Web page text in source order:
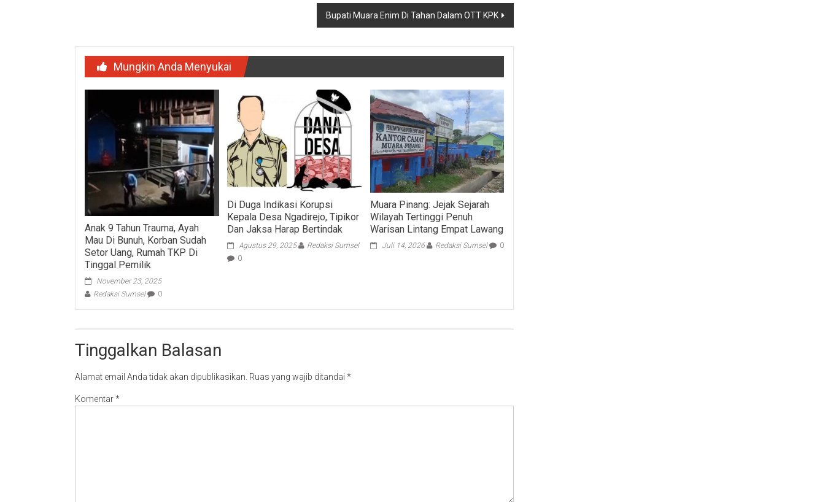
Bupati Muara Enim Di Tahan Dalam OTT KPK
Mungkin Anda Menyukai
Anak 9 Tahun Trauma, Ayah
Mau Di Bunuh, Korban Sudah
Setor Uang, Rumah TKP Di
Tinggal Pemilik
November 23, 2025
Redaksi Sumsel
0
Di Duga Indikasi Korupsi
Kepala Desa Ngadirejo, Tipikor
Dan Jaksa Harap Bertindak
Agustus 29, 2025
Redaksi Sumsel
0
Muara Pinang: Jejak Sejarah
Wilayah Tertinggi Penuh
Warisan Lintang Empat Lawang
Juli 14, 2026 Redaksi Sumsel 0
Tinggalkan Balasan
Alamat email Anda tidak akan dipublikasikan. Ruas yang wajib ditandai *
Komentar*